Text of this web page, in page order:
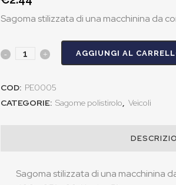
Sagoma stilizzata di una macchinina da
AGGIUNGI AL
COD: PE0005
CATEGORIE: Sagome polistirolo, Veicoli
Sagoma stilizzata di una macchinina